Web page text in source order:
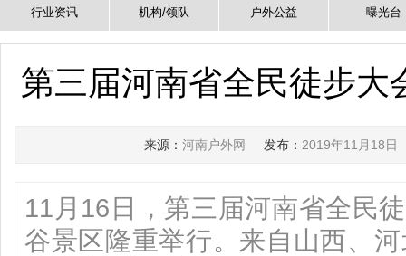
行业资讯 机构/领队 户外公益 曝光台
第三届河南省全民徒步
来源： 河南户外网 发布： 2019年11月18日
11月16日，第三届河南省全民
谷景区隆重举行。来自山西、